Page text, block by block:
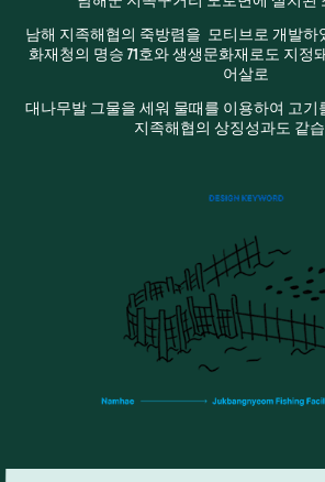
남해 지족해협의 죽방렴을 모티브로 개발하
화재청의 명승 71호와 생생문화재로도 지정
어살로
대나무발 그물을 세워 물때를 이용하여 고기
지족해협의 상징성과도 같